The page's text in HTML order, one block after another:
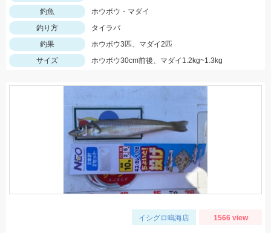
釣魚
ホウボウ・マダイ
釣り方
タイラバ
釣果
ホウボウ3匹、マダイ2匹
サイズ
ホウボウ30cm前後、マダイ1.2kg~1.3kg
イシグロ鳴海店 1566 view